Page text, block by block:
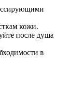
кожи.
после душа
в